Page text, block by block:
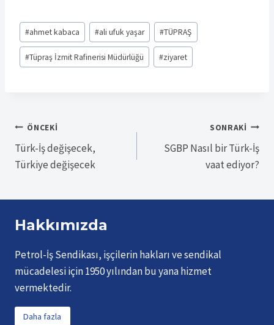
Post
Tags:
#ahmet kabaca #ali ufuk yaşar #TÜPRAŞ
#Tüpraş İzmit Rafinerisi Müdürlüğü #ziyaret
Yazı
gezinmesi
ÖNCEKI
Türk-İş değişecek,
Türkiye değişecek
SONRAKI
SGBP Nasıl bir Türk-İş
vaat ediyor?
Hakkımızda
Petrol-İş Sendikası, işçilerin hakları ve sendikal
mücadelesi için 1950 yılından bu yana hizmet
vermektedir.
Daha fazla